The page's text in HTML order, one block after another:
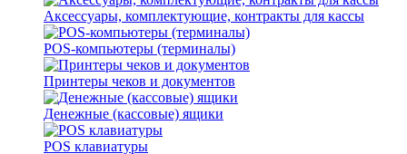
Аксессуары, комплектующие, контракты для кассы
POS-компьютеры (терминалы)
Принтеры чеков и документов
Денежные (кассовые) ящики
POS клавиатуры